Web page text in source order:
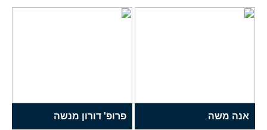
אנה משה פרופ' דורון מנשה